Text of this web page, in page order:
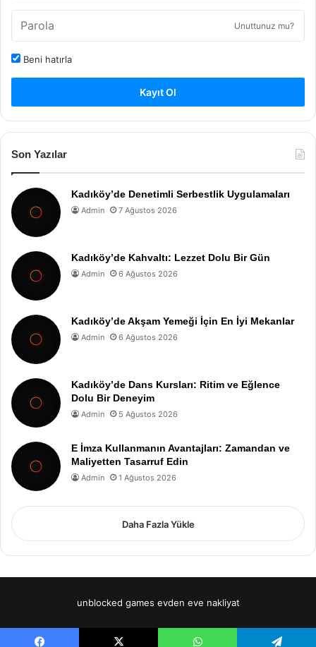
Unuttunuz mu?
Beni hatırla
Kayıt Ol
Son Yazılar
Kadıköy’de Denetimli Serbestlik Uygulamaları
Admin 7 Ağustos 2026
Kadıköy’de Kahvaltı: Lezzet Dolu Bir Gün
Admin 6 Ağustos 2026
Kadıköy’de Akşam Yemeği İçin En İyi Mekanlar
Admin 6 Ağustos 2026
Kadıköy’de Dans Kursları: Ritim ve Eğlence
Dolu Bir Deneyim
Admin 5 Ağustos 2026
E İmza Kullanmanın Avantajları: Zamandan ve
Maliyetten Tasarruf Edin
Admin 1 Ağustos 2026
Daha Fazla Yükle
unblocked games evden eve nakliyat